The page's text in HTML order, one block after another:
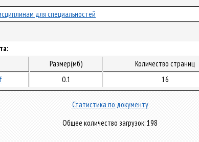
для специальностей
Размер(мб) Количество страниц
0.1 16
Статистика по документу
Общее количество загрузок: 198